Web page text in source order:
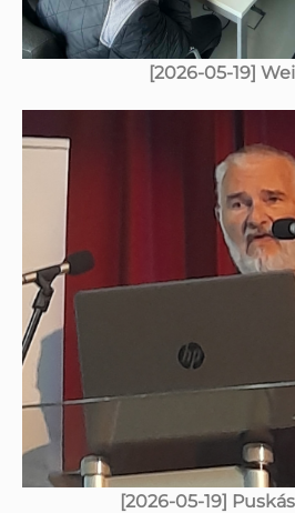
[2026-05-19]
[2026-05-19]